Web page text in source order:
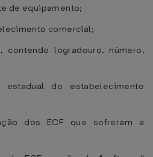
de equipamento;
comercial;
logradouro, número,
do estabelecimento
dos ECF que sofreram a